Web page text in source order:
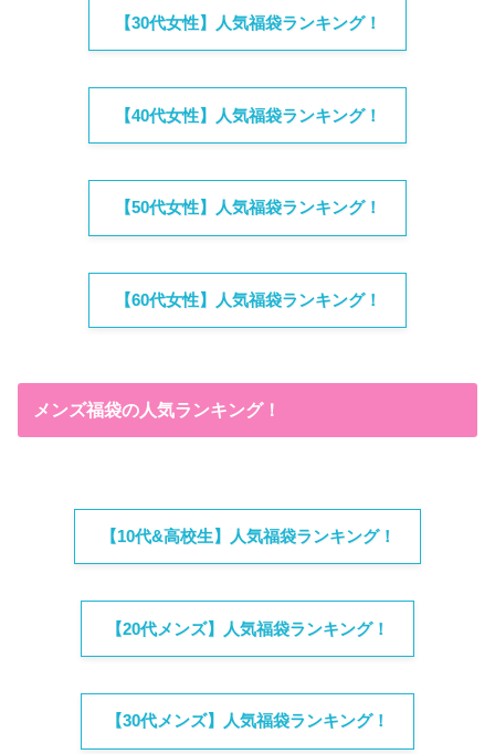
【30代女性】人気福袋ランキング！
【40代女性】人気福袋ランキング！
【50代女性】人気福袋ランキング！
【60代女性】人気福袋ランキング！
メンズ福袋の人気ランキング！
【10代&高校生】人気福袋ランキング！
【20代メンズ】人気福袋ランキング！
【30代メンズ】人気福袋ランキング！